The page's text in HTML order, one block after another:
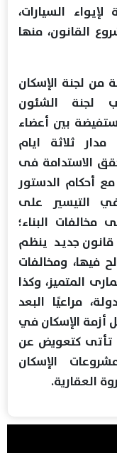
السيارات،
القانون، منها
من لجنة الإسكان
لجنة الشئون
بين أعضاء
ثلاثة ايام
الاستدامة فى
أحكام الدستور
التيسير على
مخالفات البناء؛
جديـد ينظم
فيها، ومخالفات
المتميز، وكذا
مراعيًا البعد
أزمة الإسكان في
تأتى كتعويض عن
الإسكان
العقارية.